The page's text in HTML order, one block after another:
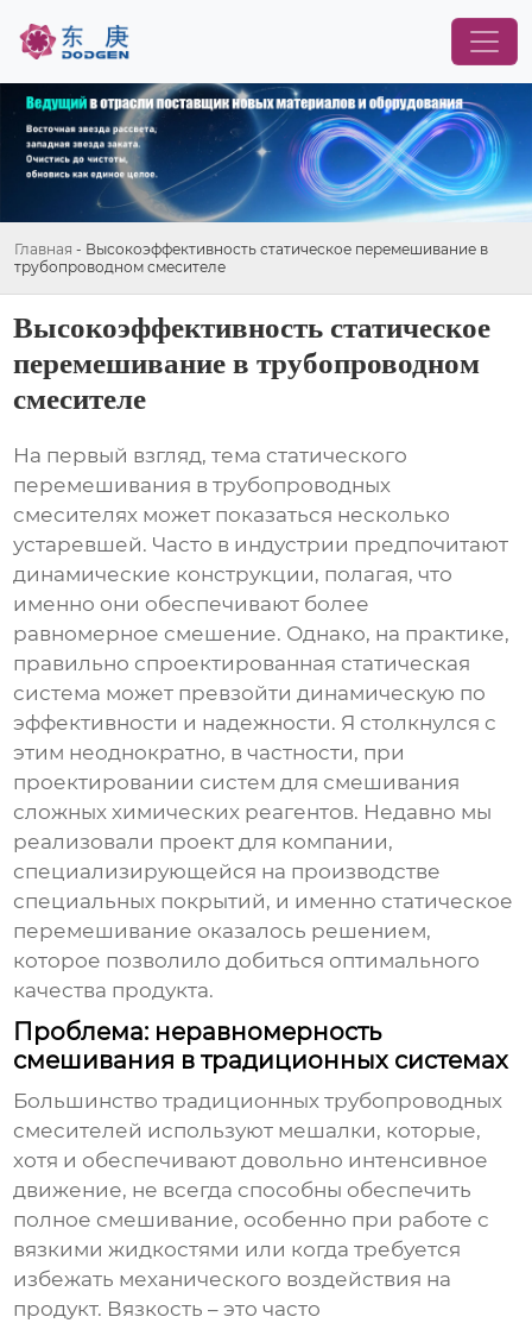
Главная - Высокоэффективность статическое перемешивание в
трубопроводном смесителе
Высокоэффективность статическое
перемешивание в трубопроводном
смесителе
На первый взгляд, тема статического
перемешивания в трубопроводных
смесителях может показаться несколько
устаревшей. Часто в индустрии предпочитают
динамические конструкции, полагая, что
именно они обеспечивают более
равномерное смешение. Однако, на практике,
правильно спроектированная статическая
система может превзойти динамическую по
эффективности и надежности. Я столкнулся с
этим неоднократно, в частности, при
проектировании систем для смешивания
сложных химических реагентов. Недавно мы
реализовали проект для компании,
специализирующейся на производстве
специальных покрытий, и именно статическое
перемешивание оказалось решением,
которое позволило добиться оптимального
качества продукта.
Проблема: неравномерность
смешивания в традиционных системах
Большинство традиционных трубопроводных
смесителей используют мешалки, которые,
хотя и обеспечивают довольно интенсивное
движение, не всегда способны обеспечить
полное смешивание, особенно при работе с
вязкими жидкостями или когда требуется
избежать механического воздействия на
продукт. Вязкость – это часто